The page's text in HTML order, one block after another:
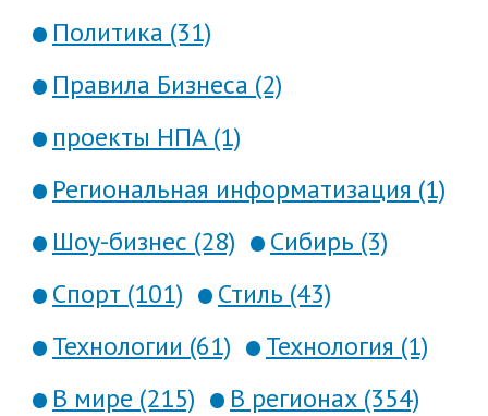
Политика (31)
Правила Бизнеса (2)
проекты НПА (1)
Региональная информатизация (1)
Шоу-бизнес (28)
Сибирь (3)
Спорт (101)
Стиль (43)
Технологии (61)
Технология (1)
В мире (215)
В регионах (354)